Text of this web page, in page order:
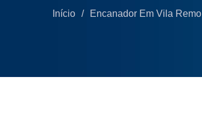
Início / Encanador Em Vila Remo